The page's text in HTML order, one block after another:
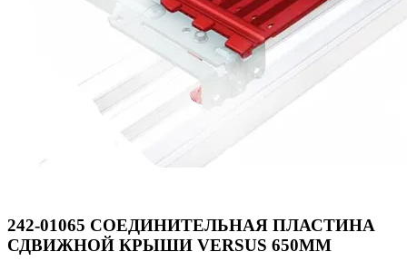
242-01065 СОЕДИНИТЕЛЬНАЯ ПЛАСТИНА
СДВИЖНОЙ КРЫШИ VERSUS 650MM